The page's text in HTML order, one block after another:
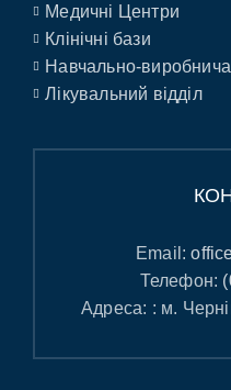
Медичні Центри
Клінічні бази
Навчально-
Лікувальний відділ
Email:
Телефон:
Адреса: : м.